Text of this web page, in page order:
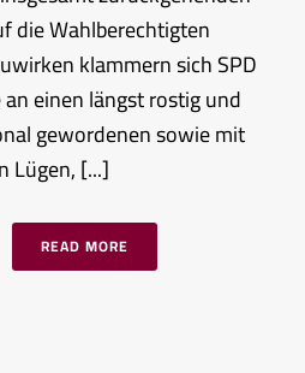
die Wahlberechtigten
klammern sich SPD
einen längst rostig und
gewordenen sowie mit
Lügen, [...]
READ MORE